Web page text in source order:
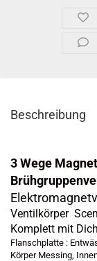
Beschreibung
3 Wege
Ventilkörper
Komplett mit
Flanschplatte :
Körper Messing,